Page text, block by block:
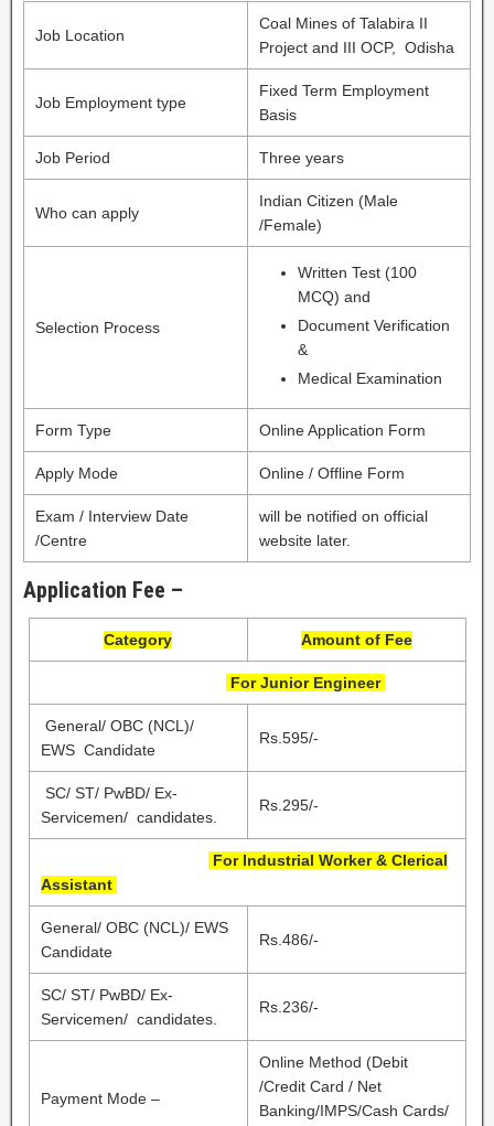
Job Location
Coal Mines of Talabira II
Project and III OCP, Odisha
Job Employment type
Fixed Term Employment
Basis
Job Period Three years
Who can apply
Indian Citizen (Male
/Female)
Selection Process
Written Test (100
MCQ) and
Document Verification
&
Medical Examination
Form Type Online Application Form
Apply Mode Online / Offline Form
Exam / Interview Date
/Centre
will be notified on official
website later.
Application Fee –
Category Amount of Fee
For Junior Engineer
General/ OBC (NCL)/
EWS Candidate
Rs.595/-
SC/ ST/ PwBD/ Ex-
Servicemen/ candidates.
Rs.295/-
For Industrial Worker & Clerical
Assistant
General/ OBC (NCL)/ EWS
Candidate
Rs.486/-
SC/ ST/ PwBD/ Ex-
Servicemen/ candidates.
Rs.236/-
Payment Mode –
Online Method (Debit
/Credit Card / Net
Banking/IMPS/Cash Cards/